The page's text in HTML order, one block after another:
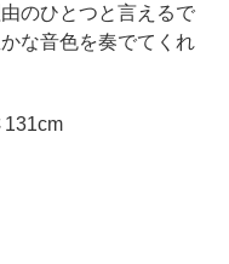
のひとつと言えるで
な音色を奏でてくれ
131cm